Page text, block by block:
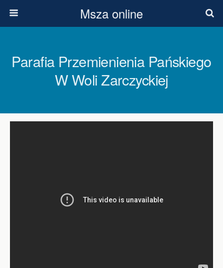
Msza online
Parafia Przemienienia Pańskiego
W Woli Zarczyckiej